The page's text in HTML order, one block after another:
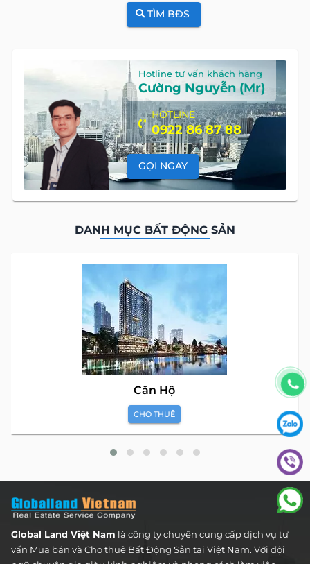
TÌM BĐS
Hotline tư vấn khách hàng
Cường Nguyễn (Mr)
HOTLINE
0922 86 87 88
GỌI NGAY
DANH MỤC BẤT ĐỘNG SẢN
Căn Hộ
CHO THUÊ
Global Land Việt Nam là công ty chuyên cung cấp dịch vụ tư
vấn Mua bán và Cho thuê Bất Động Sản tại Việt Nam. Với đội